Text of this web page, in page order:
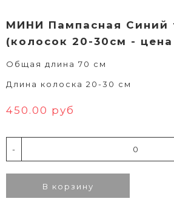
МИНИ Пампасная Синий
(колосок 20-30см - цена
Общая длина 70 см
Длина колоска 20-30 см
450.00 руб
-
В корзину